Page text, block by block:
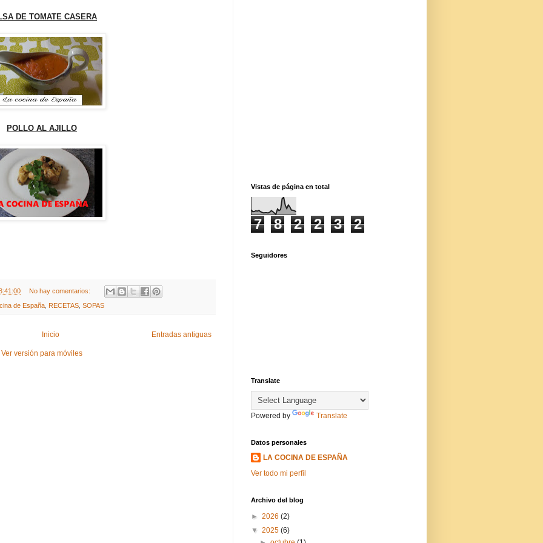
DE TOMATE CASERA
POLLO AL AJILLO
No hay comentarios:
de España RECETAS SOPAS
Entradas antiguas
Inicio
Ver versión para móviles
Vistas de página en total
7 8 2 2 3 2
Seguidores
Translate
Powered by Translate
Datos personales
LA COCINA DE ESPAÑA
Ver todo mi perfil
Archivo del blog
► 2026 (2)
▼ 2025 (6)